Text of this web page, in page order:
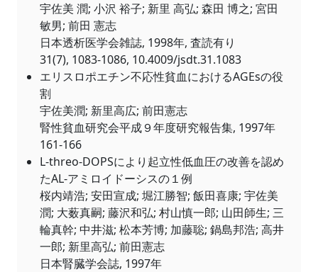
宇佐美 潤; 小沢 裕子; 新里 高弘; 森田 博之; 宮田
敏男; 前田 憲志
日本透析医学会雑誌, 1998年, 査読有り
31(7), 1083-1086, 10.4009/jsdt.31.1083
エリスロポエチン不応性貧血におけるAGEsの役
割
宇佐美潤; 新里高広; 前田憲志
腎性貧血研究会平成９年度研究報告集, 1997年
161-166
L-threo-DOPSにより起立性低血圧の改善を認め
たAL-アミロイドーシスの１例
桜内靖浩; 安田宣成; 堀江勝智; 飯田喜康; 宇佐美
潤; 大薮真嗣; 藤沢和弘; 村山慎一郎; 山田師生; 三
輪真幹; 中井滋; 松本芳博; 加藤聡; 鍋島邦浩; 高井
一郎; 新里高弘; 前田憲志
日本腎臓学会誌, 1997年